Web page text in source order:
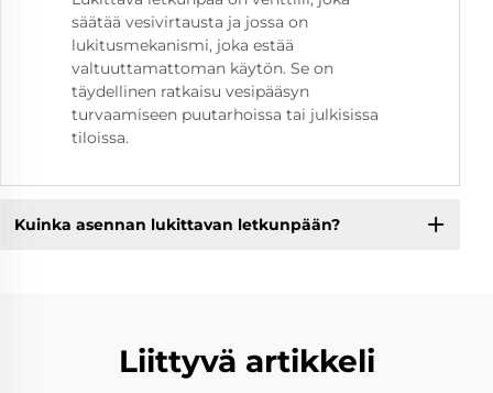
säätää vesivirtausta ja jossa on
lukitusmekanismi, joka estää
valtuuttamattoman käytön. Se on
täydellinen ratkaisu vesipääsyn
turvaamiseen puutarhoissa tai julkisissa
tiloissa.
Kuinka asennan lukittavan letkunpään?
Liittyvä artikkeli